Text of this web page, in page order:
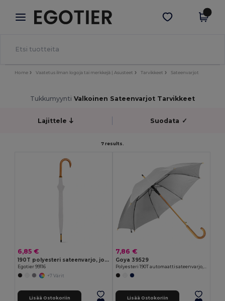
× Egotier-sovellus
Paremmat hinnat appissa!
Hae sovellus
Home Vaatetus ilman logoja tai merkkejä | Asusteet Tarvikkeet Sateenvarjot
Tukkumyynti Valkoinen Sateenvarjot Tarvikkeet
Lajittele Suodata ✓
7 results.
6,85 €
190T polyesteri sateenvarjo, jossa on automaattinen avautuminen
Egotier 99116
+7 Värit
Lisää Ostokoriin
7,86 €
Goya 39529
Polyesteri 190T automaattisateenvarjo, puurakenne, 100 cm CLOUDY
Lisää Ostokoriin